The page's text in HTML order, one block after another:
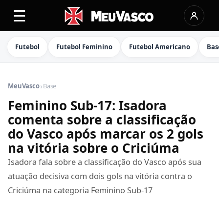
☰
Futebol Futebol Feminino Futebol Americano
MeuVasco›Base
Feminino Sub-17: Isadora
comenta sobre a classificação
do Vasco após marcar os 2 gols
na vitória sobre o Criciúma
Isadora fala sobre a classificação do Vasco após sua
atuação decisiva com dois gols na vitória contra o
Criciúma na categoria Feminino Sub-17